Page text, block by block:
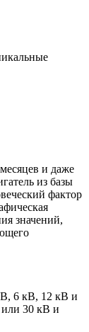
и даже
из базы
фактор
значений,
6 кВ, 12 кВ и
или 30 кВ и